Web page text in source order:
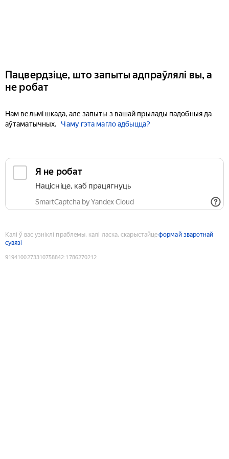
Пацвердзіце, што запыты адпраўлялі вы, а
не робат
Нам вельмі шкада, але запыты з вашай прылады падобныя да
аўтаматычных.
Чаму гэта магло адбыцца?
Я не робат
Націсніце, каб працягнуць
SmartCaptcha by Yandex Cloud
Калі ў вас узніклі праблемы, калі ласка, скарыстайцеформай зваротнай
сувязі
9194100273310758842:1786270212